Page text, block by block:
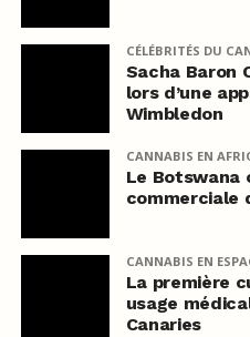
CÉLÉBRITÉS DU
Sacha Baron
lors d’une
Wimbledon
CANNABIS EN
Le Botswana
commerciale
CANNABIS EN
La première
usage
Canaries